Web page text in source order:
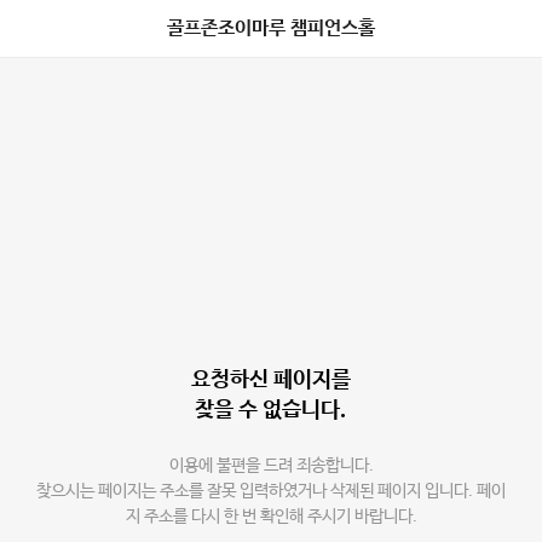
골프존조이마루 챔피언스홀
요청하신 페이지를
찾을 수 없습니다.
이용에 불편을 드려 죄송합니다.
찾으시는 페이지는 주소를 잘못 입력하였거나 삭제된 페이지 입니다. 페이
지 주소를 다시 한 번 확인해 주시기 바랍니다.